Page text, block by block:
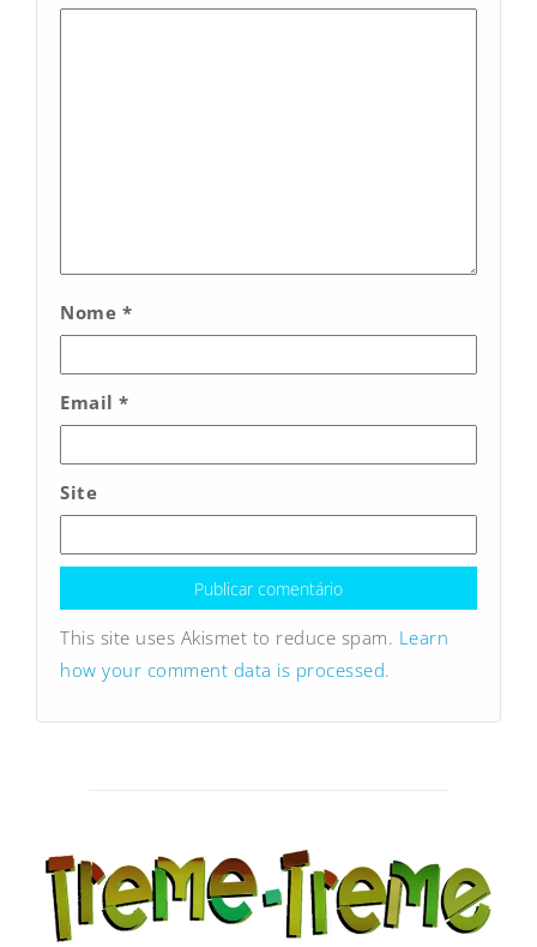
Nome *
Email *
Site
This site uses Akismet to reduce spam. Learn
how your comment data is processed.